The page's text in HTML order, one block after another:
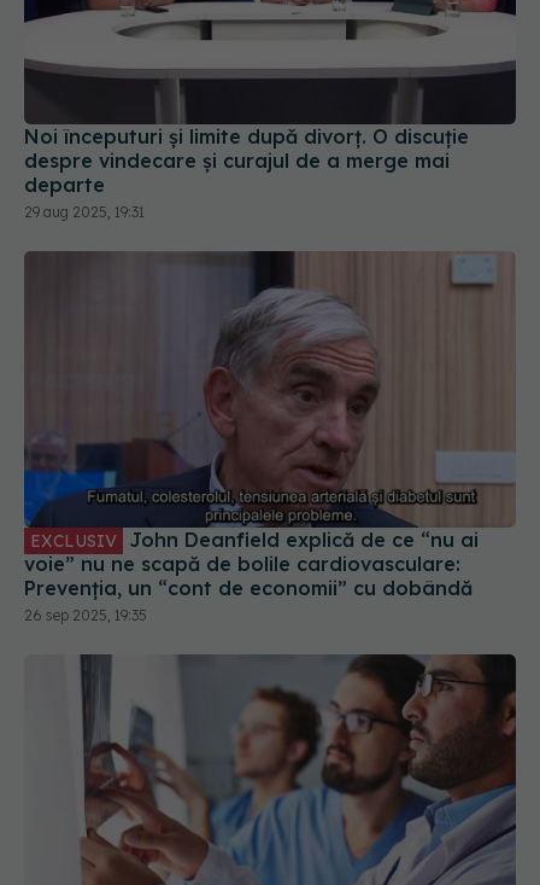
Noi începuturi și limite după divorț. O discuție
despre vindecare și curajul de a merge mai
departe
29 aug 2025, 19:31
EXCLUSIV
voie” nu ne scapă de bolile cardiovasculare:
Prevenția, un “cont de economii” cu dobândă
26 sep 2025, 19:35